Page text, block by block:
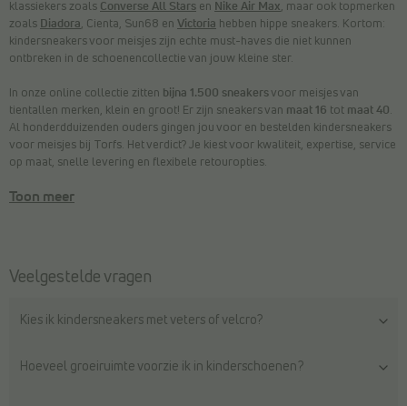
klassiekers zoals Converse All Stars en Nike Air Max, maar ook topmerken
zoals Diadora, Cienta, Sun68 en Victoria hebben hippe sneakers. Kortom:
kindersneakers voor meisjes zijn echte must-haves die niet kunnen
ontbreken in de schoenencollectie van jouw kleine ster.
In onze online collectie zitten bijna 1.500 sneakersvoor meisjes van
tientallen merken, klein en groot! Er zijn sneakers van maat 16 tot maat 40.
Al honderdduizenden ouders gingen jou voor en bestelden kindersneakers
voor meisjes bij Torfs. Het verdict? Je kiest voor kwaliteit, expertise, service
op maat, snelle levering en flexibele retouropties.
Toon meer
Veelgestelde vragen
Kies ik kindersneakers met veters of velcro?
Hoeveel groeiruimte voorzie ik in kinderschoenen?